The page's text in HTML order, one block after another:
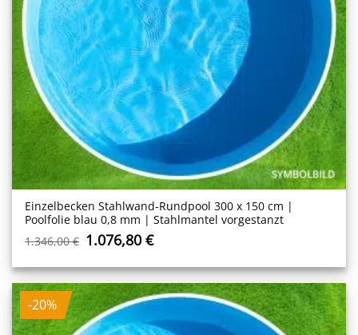
Einzelbecken Stahl­wand-Rundpool 300 x 150 cm |
Poolfolie blau 0,8 mm | Stahlmantel vorgestanzt
1.346,00€ Ursprünglicher
war:
1.346,00 €
1.076,80€Aktueller
ist:
1.076,80 €.
-20%